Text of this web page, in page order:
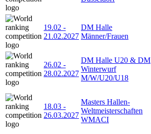
19.02 -
21.02.2027
DM Halle
Männer/Frauen
26.02 -
28.02.2027
DM Halle U20 & DM
Winterwurf
M/W/U20/U18
18.03 -
26.03.2027
Masters Hallen-
Weltmeisterschaften
WMACI